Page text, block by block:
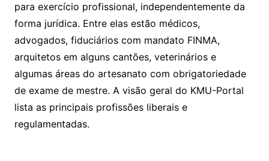
para exercício profissional, independentemente da
forma jurídica. Entre elas estão médicos,
advogados, fiduciários com mandato FINMA,
arquitetos em alguns cantões, veterinários e
algumas áreas do artesanato com obrigatoriedade
de exame de mestre. A visão geral do KMU-Portal
lista as principais profissões liberais e
regulamentadas.